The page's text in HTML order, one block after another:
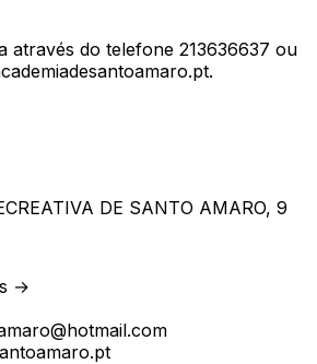
através do telefone 213636637 ou
DE SANTO AMARO, 9
→